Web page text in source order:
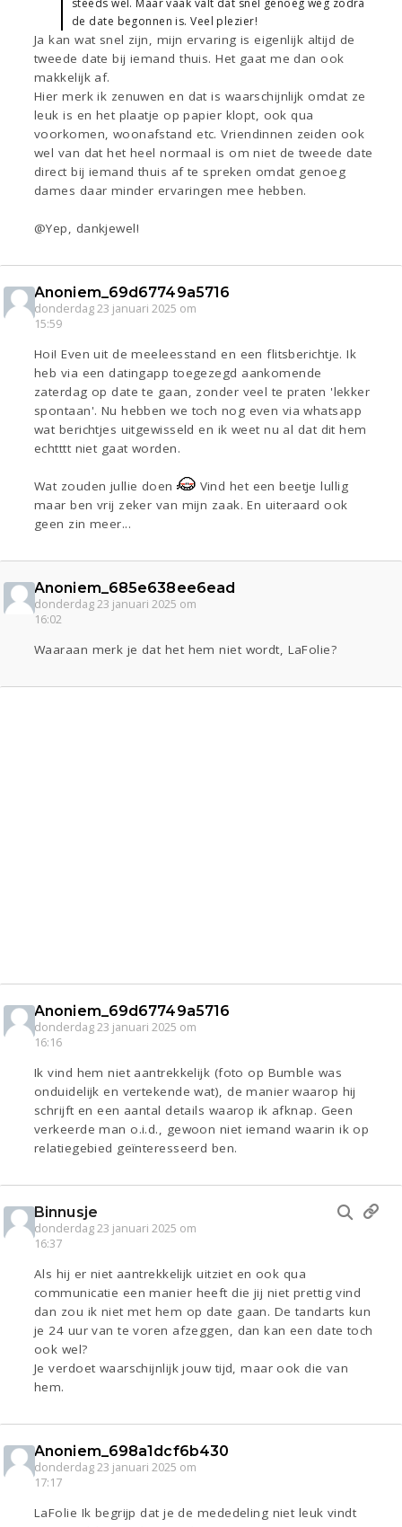
steeds wel. Maar vaak valt dat snel genoeg weg zodra
de date begonnen is. Veel plezier!
Ja kan wat snel zijn, mijn ervaring is eigenlijk altijd de
tweede date bij iemand thuis. Het gaat me dan ook
makkelijk af.
Hier merk ik zenuwen en dat is waarschijnlijk omdat ze
leuk is en het plaatje op papier klopt, ook qua
voorkomen, woonafstand etc. Vriendinnen zeiden ook
wel van dat het heel normaal is om niet de tweede date
direct bij iemand thuis af te spreken omdat genoeg
dames daar minder ervaringen mee hebben.
@Yep, dankjewel!
Anoniem_69d67749a5716
donderdag 23 januari 2025 om
15:59
Hoi! Even uit de meeleesstand en een flitsberichtje. Ik
heb via een datingapp toegezegd aankomende
zaterdag op date te gaan, zonder veel te praten 'lekker
spontaan'. Nu hebben we toch nog even via whatsapp
wat berichtjes uitgewisseld en ik weet nu al dat dit hem
echtttt niet gaat worden.
Wat zouden jullie doen
Vind het een beetje lullig
maar ben vrij zeker van mijn zaak. En uiteraard ook
geen zin meer...
Anoniem_685e638ee6ead
donderdag 23 januari 2025 om
16:02
Waaraan merk je dat het hem niet wordt, LaFolie?
Anoniem_69d67749a5716
donderdag 23 januari 2025 om
16:16
Ik vind hem niet aantrekkelijk (foto op Bumble was
onduidelijk en vertekende wat), de manier waarop hij
schrijft en een aantal details waarop ik afknap. Geen
verkeerde man o.i.d., gewoon niet iemand waarin ik op
relatiegebied geïnteresseerd ben.
Binnusje
donderdag 23 januari 2025 om
16:37
Als hij er niet aantrekkelijk uitziet en ook qua
communicatie een manier heeft die jij niet prettig vind
dan zou ik niet met hem op date gaan. De tandarts kun
je 24 uur van te voren afzeggen, dan kan een date toch
ook wel?
Je verdoet waarschijnlijk jouw tijd, maar ook die van
hem.
Anoniem_698a1dcf6b430
donderdag 23 januari 2025 om
17:17
LaFolie Ik begrijp dat je de mededeling niet leuk vindt